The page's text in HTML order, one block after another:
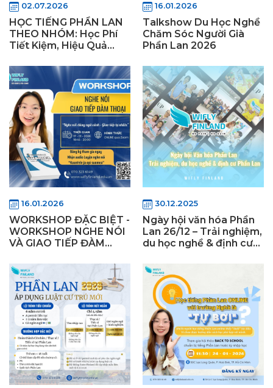
02.07.2026
HỌC TIẾNG PHẦN LAN
THEO NHÓM: Học Phí
Tiết Kiệm, Hiệu Quả
16.01.2026
Talkshow Du Học Nghề
Chăm Sóc Người Già
Phần Lan 2026
16.01.2026
WORKSHOP ĐẶC BIỆT -
WORKSHOP NGHE NÓI
VÀ GIAO TIẾP ĐÀM
30.12.2025
Ngày hội văn hóa Phần
Lan 26/12 – Trải nghiệm,
du học nghề & định cư